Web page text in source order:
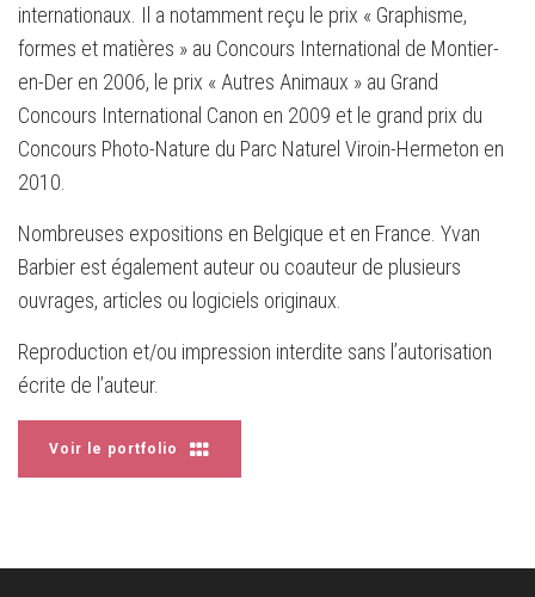
internationaux. Il a notamment reçu le prix « Graphisme,
formes et matières » au Concours International de Montier-
en-Der en 2006, le prix « Autres Animaux » au Grand
Concours International Canon en 2009 et le grand prix du
Concours Photo-Nature du Parc Naturel Viroin-Hermeton en
2010.
Nombreuses expositions en Belgique et en France. Yvan
Barbier est également auteur ou coauteur de plusieurs
ouvrages, articles ou logiciels originaux.
Reproduction et/ou impression interdite sans l’autorisation
écrite de l’auteur.
Voir le portfolio